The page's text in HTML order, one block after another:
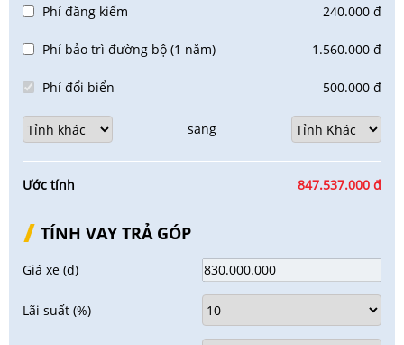
Phí đăng kiểm 240.000 đ
Phí bảo trì đường bộ (1 năm) 1.560.000 đ
Phí đổi biển 500.000 đ
sang
Ước tính 847.537.000 đ
TÍNH VAY TRẢ GÓP
Giá xe (đ)
Lãi suất (%)